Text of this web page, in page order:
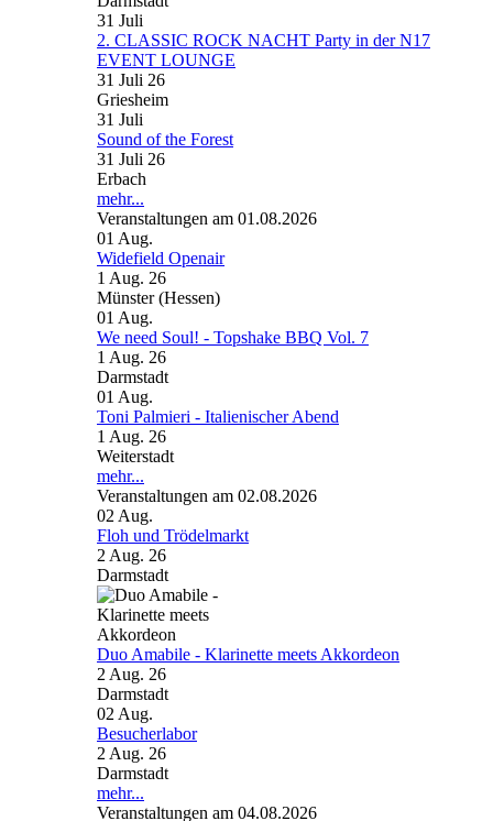
31 Juli
2. CLASSIC ROCK NACHT Party in der N17
EVENT LOUNGE
31 Juli 26
Griesheim
31 Juli
Sound of the Forest
31 Juli 26
Erbach
mehr...
Veranstaltungen am 01.08.2026
01 Aug.
Widefield Openair
1 Aug. 26
Münster (Hessen)
01 Aug.
We need Soul! - Topshake BBQ Vol. 7
1 Aug. 26
Darmstadt
01 Aug.
Toni Palmieri - Italienischer Abend
1 Aug. 26
Weiterstadt
mehr...
Veranstaltungen am 02.08.2026
02 Aug.
Floh und Trödelmarkt
2 Aug. 26
Darmstadt
Duo Amabile - Klarinette meets Akkordeon
2 Aug. 26
Darmstadt
02 Aug.
Besucherlabor
2 Aug. 26
Darmstadt
mehr...
Veranstaltungen am 04.08.2026